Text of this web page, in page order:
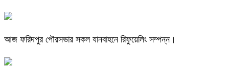
আজ ফরিদপুর পৌরসভার সকল যানবাহনে রিফুয়েলিং সম্পন্ন।